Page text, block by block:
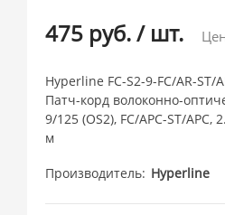
475 руб./ шт.
Hyperline FC-S2-9-FC/AR-ST/
Патч-корд волоконно-
9/125 (OS2), FC/APC-ST/APC,
м
Производитель Hyperline